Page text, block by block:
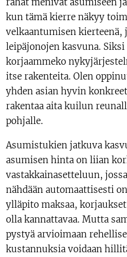
kun tämä kierre näkyy
velkaantumisen kierteenä,
leipäjonojen kasvuna.
korjaammeko
itse rakenteita. Olen
yhden asian hyvin
rakentaa aita kuilun
pohjalle.
Asumistukien jatkuva
asumisen hinta on liian
vastakkainasetteluun,
nähdään automaattisesti
ylläpito maksaa,
olla kannattavaa. Mutta
pystyä arvioimaan
kustannuksia voidaan